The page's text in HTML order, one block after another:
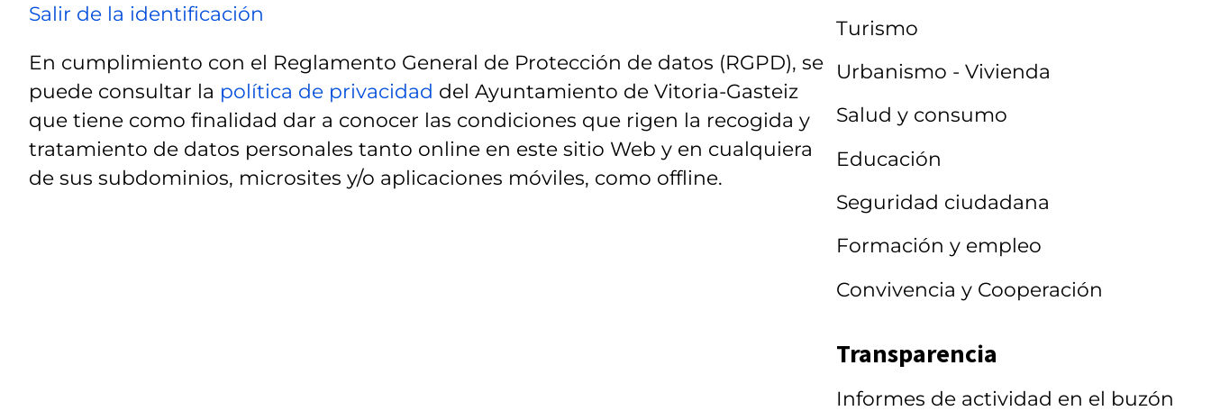
Salir de la identificación
En cumplimiento con el Reglamento General de Protección de datos (RGPD), se
puede consultar la política de privacidad del Ayuntamiento de Vitoria-Gasteiz
que tiene como finalidad dar a conocer las condiciones que rigen la recogida y
tratamiento de datos personales tanto online en este sitio Web y en cualquiera
de sus subdominios, microsites y/o aplicaciones móviles, como offline.
Turismo
Urbanismo - Vivienda
Salud y consumo
Educación
Seguridad ciudadana
Formación y empleo
Convivencia y Cooperación
Transparencia
Informes de actividad en el buzón